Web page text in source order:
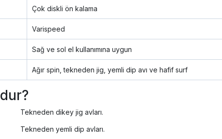
Çok diskli ön kalama
Varispeed
Sağ ve sol el kullanımına uygun
Ağır spin, tekneden jig, yemli dip avı ve hafif surf
Tekneden dikey jig avları.
Tekneden yemli dip avları.